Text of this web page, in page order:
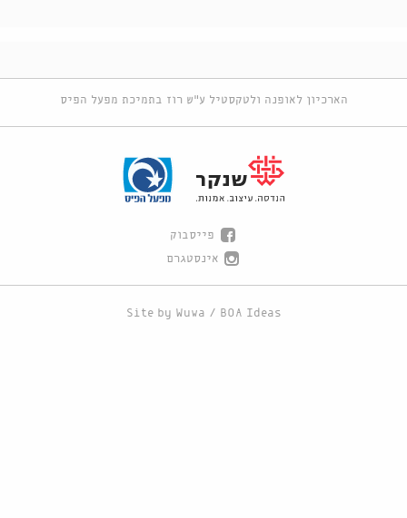
הארכיון לאופנה ולטקסטיל ע"ש רוז בתמיכת מפעל הפיס
פייסבוק
אינסטגרם
Site by Wuwa / BOA Ideas